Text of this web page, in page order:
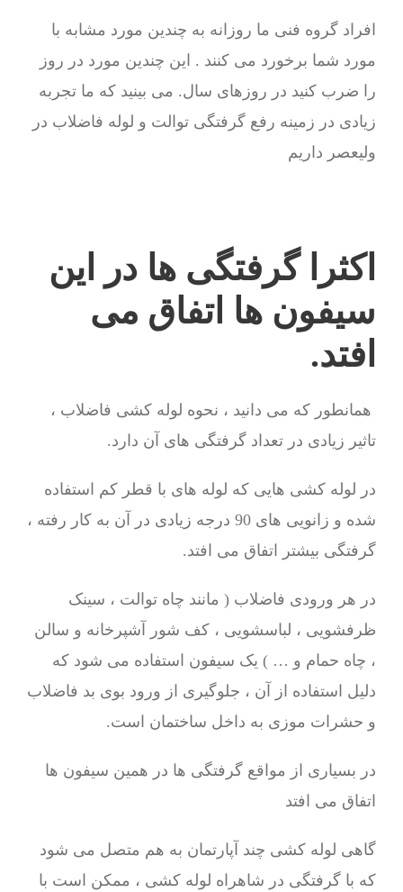
افراد گروه فنی ما روزانه به چندین مورد مشابه با
مورد شما برخورد می کنند . این چندین مورد در روز
را ضرب کنید در روزهای سال. می بینید که ما تجربه
زیادی در زمینه رفع گرفتگی توالت و لوله فاضلاب در
ولیعصر داریم
اکثرا گرفتگی ها در این
سیفون ها اتفاق می
افتد.
همانطور که می دانید ، نحوه لوله کشی فاضلاب ،
تاثیر زیادی در تعداد گرفتگی های آن دارد.
در لوله کشی هایی که لوله های با قطر کم استفاده
شده و زانویی های 90 درجه زیادی در آن به کار رفته ،
گرفتگی بیشتر اتفاق می افتد.
در هر ورودی فاضلاب ( مانند چاه توالت ، سینک
ظرفشویی ، لباسشویی ، کف شور آشپرخانه و سالن
، چاه حمام و … ) یک سیفون استفاده می شود که
دلیل استفاده از آن ، جلوگیری از ورود بوی بد فاضلاب
و حشرات موزی به داخل ساختمان است.
در بسیاری از مواقع گرفتگی ها در همین سیفون ها
اتفاق می افتد
گاهی لوله کشی چند آپارتمان به هم متصل می شود
که با گرفتگی در شاهراه لوله کشی ، ممکن است با